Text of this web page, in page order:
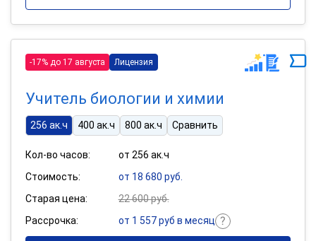
-17% до 17 августа Лицензия
Учитель биологии и химии
256 ак.ч 400 ак.ч 800 ак.ч Сравнить
Кол-во часов:
от 256 ак.ч
Стоимость:
от 18 680 руб.
Старая цена:
22 600 руб.
Рассрочка:
от 1 557 руб в месяц